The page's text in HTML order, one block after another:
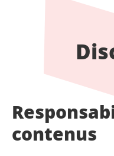
contenus